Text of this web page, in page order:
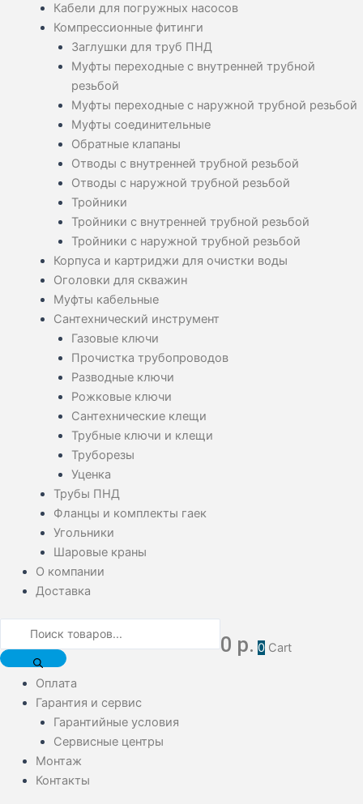
Кабели для погружных насосов
Компрессионные фитинги
Заглушки для труб ПНД
Муфты переходные с внутренней трубной
резьбой
Муфты переходные с наружной трубной резьбой
Муфты соединительные
Обратные клапаны
Отводы с внутренней трубной резьбой
Отводы с наружной трубной резьбой
Тройники
Тройники с внутренней трубной резьбой
Тройники с наружной трубной резьбой
Корпуса и картриджи для очистки воды
Оголовки для скважин
Муфты кабельные
Сантехнический инструмент
Газовые ключи
Прочистка трубопроводов
Разводные ключи
Рожковые ключи
Сантехнические клещи
Трубные ключи и клещи
Труборезы
Уценка
Трубы ПНД
Фланцы и комплекты гаек
Угольники
Шаровые краны
О компании
Доставка
0 р. 0 Cart
Оплата
Гарантия и сервис
Гарантийные условия
Сервисные центры
Монтаж
Контакты